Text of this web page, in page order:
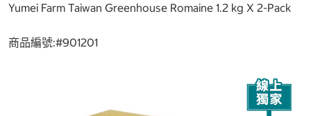
Yumei Farm Taiwan Greenhouse Romaine 1.2 kg X 2-Pack
商品編號:#901201